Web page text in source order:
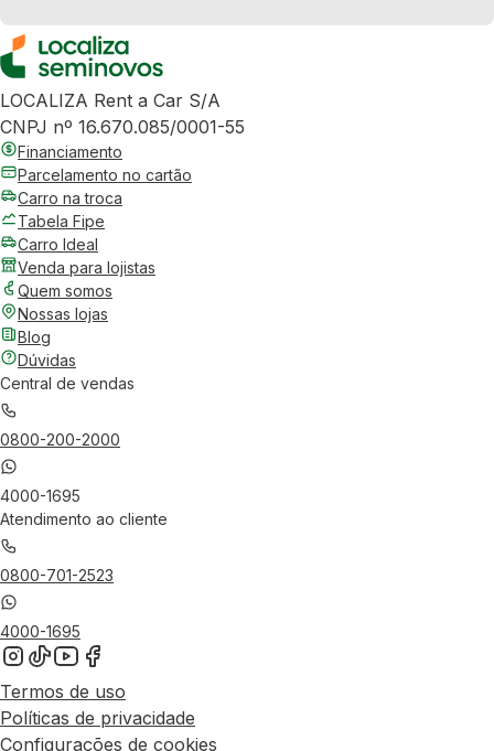
LOCALIZA Rent a Car S/A
CNPJ nº 16.670.085/0001-55
Financiamento
Parcelamento no cartão
Carro na troca
Tabela Fipe
Carro Ideal
Venda para lojistas
Quem somos
Nossas lojas
Blog
Dúvidas
Central de vendas
0800-200-2000
4000-1695
Atendimento ao cliente
0800-701-2523
4000-1695
Termos de uso
Políticas de privacidade
Configurações de cookies